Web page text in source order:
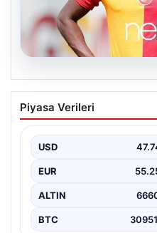
07.08.2026
Resmi imzayı attı!
adresi çok şaşırttı
Piyasa Verileri
USD
EUR
ALTIN
BTC